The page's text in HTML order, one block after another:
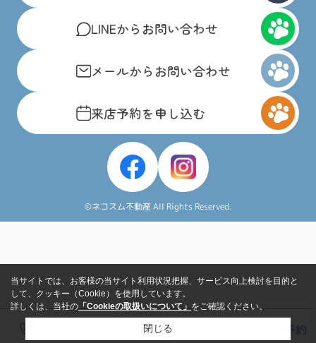
LINEからお問い合わせ
メールからお問い合わせ
来店予約を申し込む
©ネコスム不動産 All Rights Reserved.
来店予約
当サイトでは、お客様の当サイト利用状況把握、サービス向上検討を目的と
して、クッキー（Cookie）を使用しています。
詳しくは、当社の「Cookieの取扱いについて」をご確認ください。
閉じる